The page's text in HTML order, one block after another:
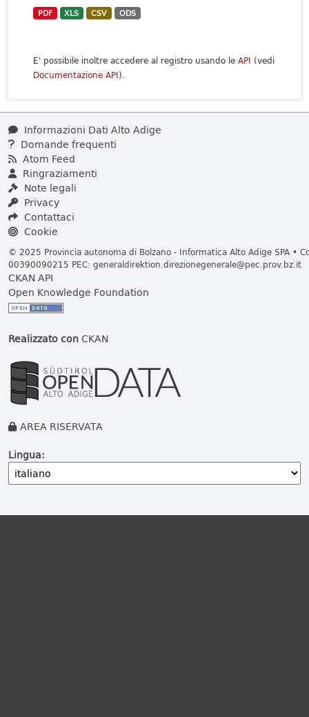
PDF XLS CSV ODS
E' possibile inoltre accedere al registro usando le API (vedi
Documentazione API).
Informazioni Dati Alto Adige
Domande frequenti
Atom Feed
Ringraziamenti
Note legali
Privacy
Contattaci
Cookie
© 2025 Provincia autonoma di Bolzano - Informatica Alto Adige SPA •
00390090215 PEC: generaldirektion.direzionegenerale@pec.prov.bz.it
CKAN API
Open Knowledge Foundation
Realizzato conCKAN
AREA RISERVATA
Lingua